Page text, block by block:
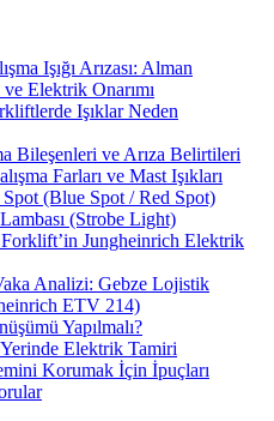
Işığı Arızası: Alman
Elektrik Onarımı
Işıklar Neden
Bileşenleri ve Arıza Belirtileri
Farları ve Mast Işıkları
(Blue Spot / Red Spot)
(Strobe Light)
Jungheinrich Elektrik
Analizi: Gebze Lojistik
ETV 214)
Yapılmalı?
Elektrik Tamiri
Korumak İçin İpuçları